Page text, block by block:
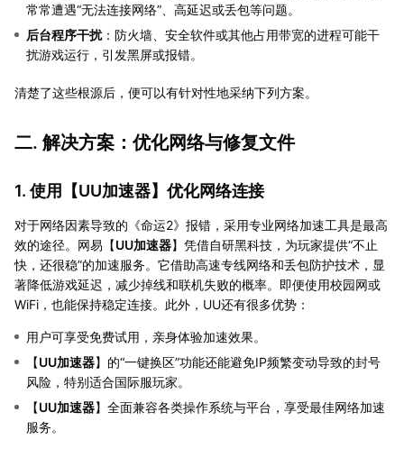
常常遭遇“无法连接网络”、高延迟或丢包等问题。
后台程序干扰：防火墙、安全软件或其他占用带宽的进程可能干
扰游戏运行，引发黑屏或报错。
清楚了这些根源后，便可以有针对性地采纳下列方案。
二. 解决方案：优化网络与修复文件
1. 使用【UU加速器】优化网络连接
对于网络因素导致的《命运2》报错，采用专业网络加速工具是最高
效的途径。网易【UU加速器】凭借自研黑科技，为玩家提供“不止
快，还很稳”的加速服务。它借助高速专线网络和丢包防护技术，显
著降低游戏延迟，减少掉线和联机失败的概率。即便使用校园网或
WiFi，也能保持稳定连接。此外，UU还有很多优势：
用户可享受免费试用，亲身体验加速效果。
【UU加速器】的“一键换区”功能还能避免IP频繁变动导致的封号
风险，特别适合国际服玩家。
【UU加速器】全面兼容各类操作系统与平台，享受最佳网络加速
服务。